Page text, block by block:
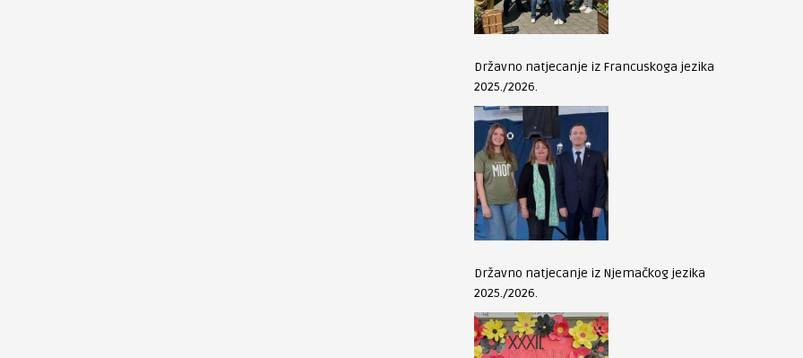
Državno natjecanje iz Francuskoga jezika
2025./2026.
Državno natjecanje iz Njemačkog jezika
2025./2026.